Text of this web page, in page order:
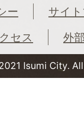
ー
サイ
セス
外
Isumi City.